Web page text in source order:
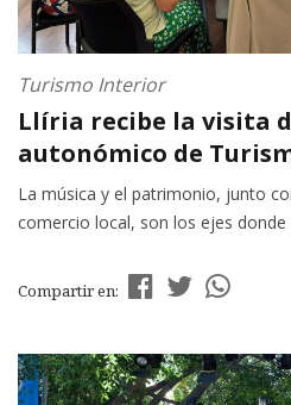
Turismo Interior
Llíria recibe la visita
autonómico de
La música y el patrimonio, junto
comercio local, son los ejes
Compartir en: